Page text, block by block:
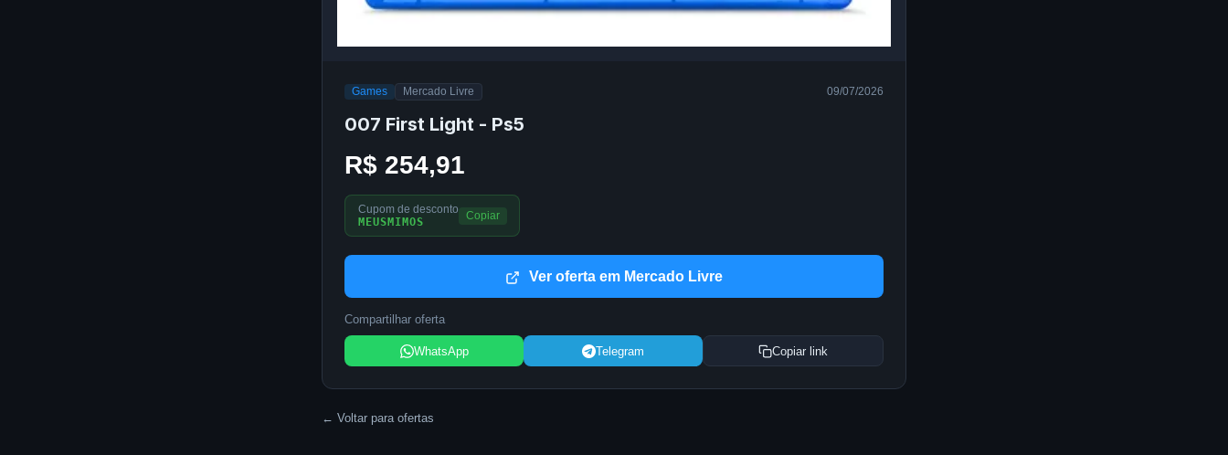
Games Mercado Livre 09/07/2026
007 First Light - Ps5
R$ 254,91
Cupom de desconto
MEUSMIMOS
Copiar
Ver oferta em Mercado Livre
Compartilhar oferta
WhatsApp Telegram Copiar link
← Voltar para ofertas